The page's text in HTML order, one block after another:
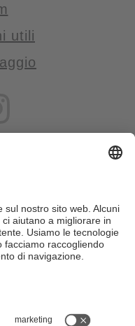
utili
chi desidera vivere il
autentici, alloggi e
aggiornamento dei
chiedendo